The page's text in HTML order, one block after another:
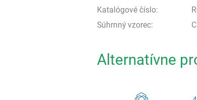
Katalógové číslo:
Súhrnný vzorec:
Alternatívne